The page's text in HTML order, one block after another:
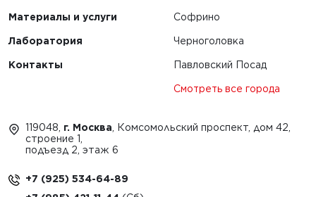
Материалы и услуги
Лаборатория
Контакты
Софрино
Черноголовка
Павловский Посад
Смотреть все города
119048, г. Москва , Комсомольский проспект, дом 42,
строение 1,
подъезд 2, этаж 6
+7 (925) 534-64-89